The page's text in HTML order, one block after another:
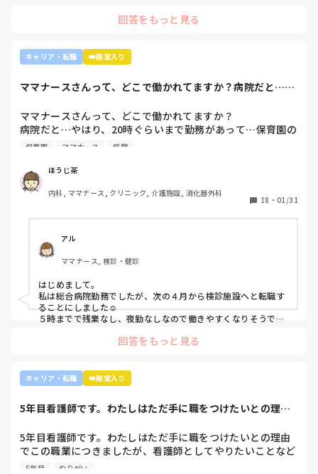
り、看護のつながりが無かったことは自分でも反省していま
すし、今後成長させていきたいなと思っています。
いないです。
るかな？』『自分ならそこまでされたら辞めるよ』とのこ
と。
師長さんの言ってることも確かに理解できますが
てないですし、病棟での臨床経験を積んで学んでいきたいと
気持ちがあります。
・転職する
アややることが多くて忙しくても、人間関係は良好でも、どう
外来や検診センターは、また病棟とは全然違う業務になるの
で、病棟での臨床経験を積みたい気持ちがあるのであれば、ご
きな病院だとどうしても異動で行きたくない場所に行かされて
病院も規模やいろいろ取り組んでいることが違うので、探して
みるとおもしろいですよ。ただ、転職するなら3年は基礎をつ
けてもいいのかなと思います。中途採用は即戦力を期待されま
回答をもっと見る
キャリア・転職 👑殿堂入り
ママナースさんって、どこで働かれてますか？病院だと…や
ママナースさんって、どこで働かれてますか？
病院だと…やはり、20時ぐらいまで勤務があって…保育園の
お迎えが間に合わないことが多くて…
保育園 ママナース 病院
ほうじ茶
内科, ママナース, クリニック, 介護施設, 消化器外科
18 ・ 01/31
アル
ママナース, 検診・健診
はじめまして。
私は総合病院勤務でしたが、次の４月から検診施設へと転職す
ることにしました☺️
５時までで残業なし、夜勤なしなので働きやすくなりそうです
回答をもっと見る
キャリア・転職 👑殿堂入り
5年目看護師です。わたしはただ手に職をつけたいとの理由
5年目看護師です。わたしはただ手に職をつけたいとの理由
でこの職業につきましたが、看護師としてやりたいことなど
あまり考えたことがなく、ただ言われたことをやっているよ
5年目 やりがい